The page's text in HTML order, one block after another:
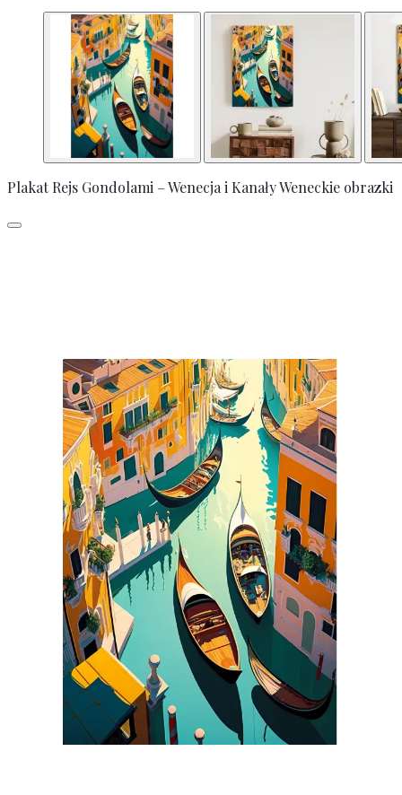
Plakat Rejs Gondolami – Wenecja i Kanały Weneckie obrazki